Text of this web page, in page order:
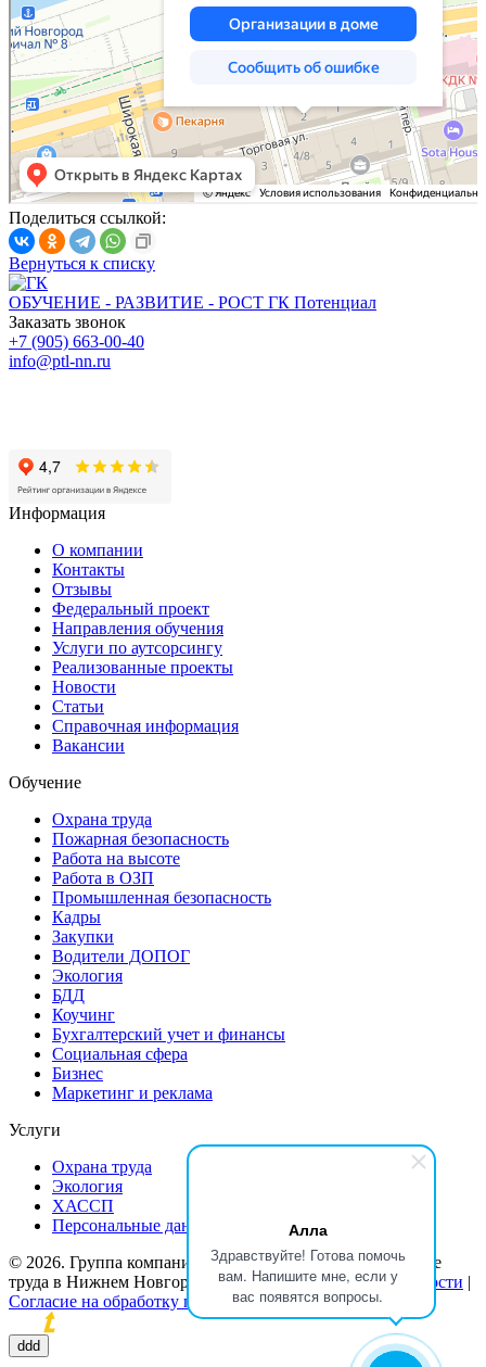
Алла
Здравствуйте! Готова помочь
вам. Напишите мне, если у
вас появятся вопросы.
Поделиться ссылкой:
Вернуться к списку
ОБУЧЕНИЕ - РАЗВИТИЕ - РОСТ ГК Потенциал
Заказать звонок
+7 (905) 663-00-40
info@ptl-nn.ru
Информация
О компании
Контакты
Отзывы
Федеральный проект
Направления обучения
Услуги по аутсорсингу
Реализованные проекты
Новости
Статьи
Справочная информация
Вакансии
Обучение
Охрана труда
Пожарная безопасность
Работа на высоте
Работа в ОЗП
Промышленная безопасность
Кадры
Закупки
Водители ДОПОГ
Экология
БДД
Коучинг
Бухгалтерский учет и финансы
Социальная сфера
Бизнес
Маркетинг и реклама
Услуги
Охрана труда
Экология
ХАССП
Персональные данные
© 2026. Группа компаний «Потенциал». Обучение охране
труда в Нижнем Новгороде |Политика конфиденциальности |
Согласие на обработку персональных данных
Продвижение сайтов
ddd